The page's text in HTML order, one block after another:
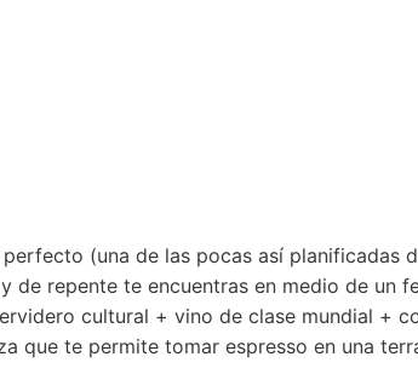
(una de las pocas así planificadas
repente te encuentras en medio de un
cultural + vino de clase mundial +
que te permite tomar espresso en una